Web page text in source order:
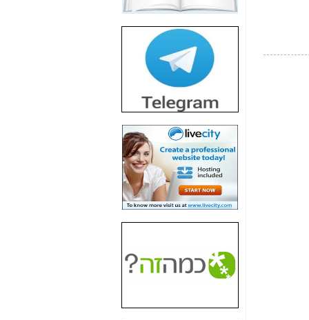
הדומה לזו של "תיק
4000" אך בתחום
הסלולר -
חשיפת מה שלא
רוצים שתדעו בעניין
פריסת אנלימיטד
(בניחוח בלתי נסבל) -
כאן
חשיפה: איוב קרא
אישר לקבוצת סלקום
בדיוק מה שביבי אישר
כאן
האם השר איוב קרא
היה צריך בכלל לחתום
על האישור, שנתן
האם ביבי וקרא קבלו
בכלל תמורה עבור